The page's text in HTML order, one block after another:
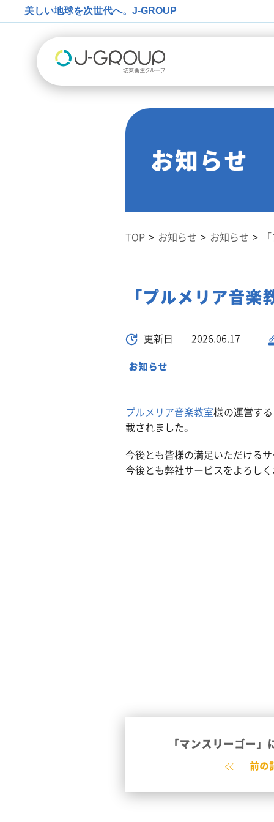
美しい地球を次世代へ。 J-GROUP
お知らせ
TOP お知らせ お知らせ
「プルメリア音楽
更新日 2026.06.17
お知らせ
プルメリア音楽教室様の運営す
載されました。
今後とも皆様の満足いただける
今後とも弊社サービスをよろし
「マンスリーゴー」
前の